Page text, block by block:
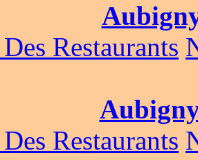
Restaurants
Restaurants